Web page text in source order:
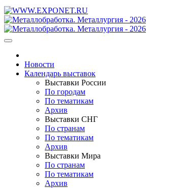
Новости
Календарь выставок
Выставки России
По городам
По тематикам
Архив
Выставки СНГ
По странам
По тематикам
Архив
Выставки Мира
По странам
По тематикам
Архив